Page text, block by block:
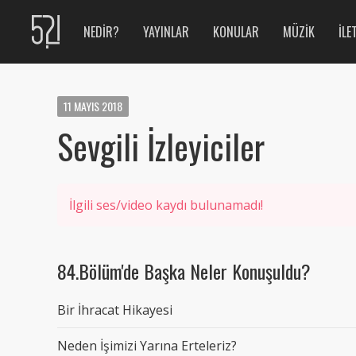
NEDIR? YAYINLAR KONULAR MÜZIK
11 MAYIS2018
Sevgili İzleyiciler
İlgili ses/video kaydı bulunamadı!
84.Bölüm'de Başka Neler Konuşuldu?
Bir İhracat Hikayesi
Neden İşimizi Yarına Erteleriz?